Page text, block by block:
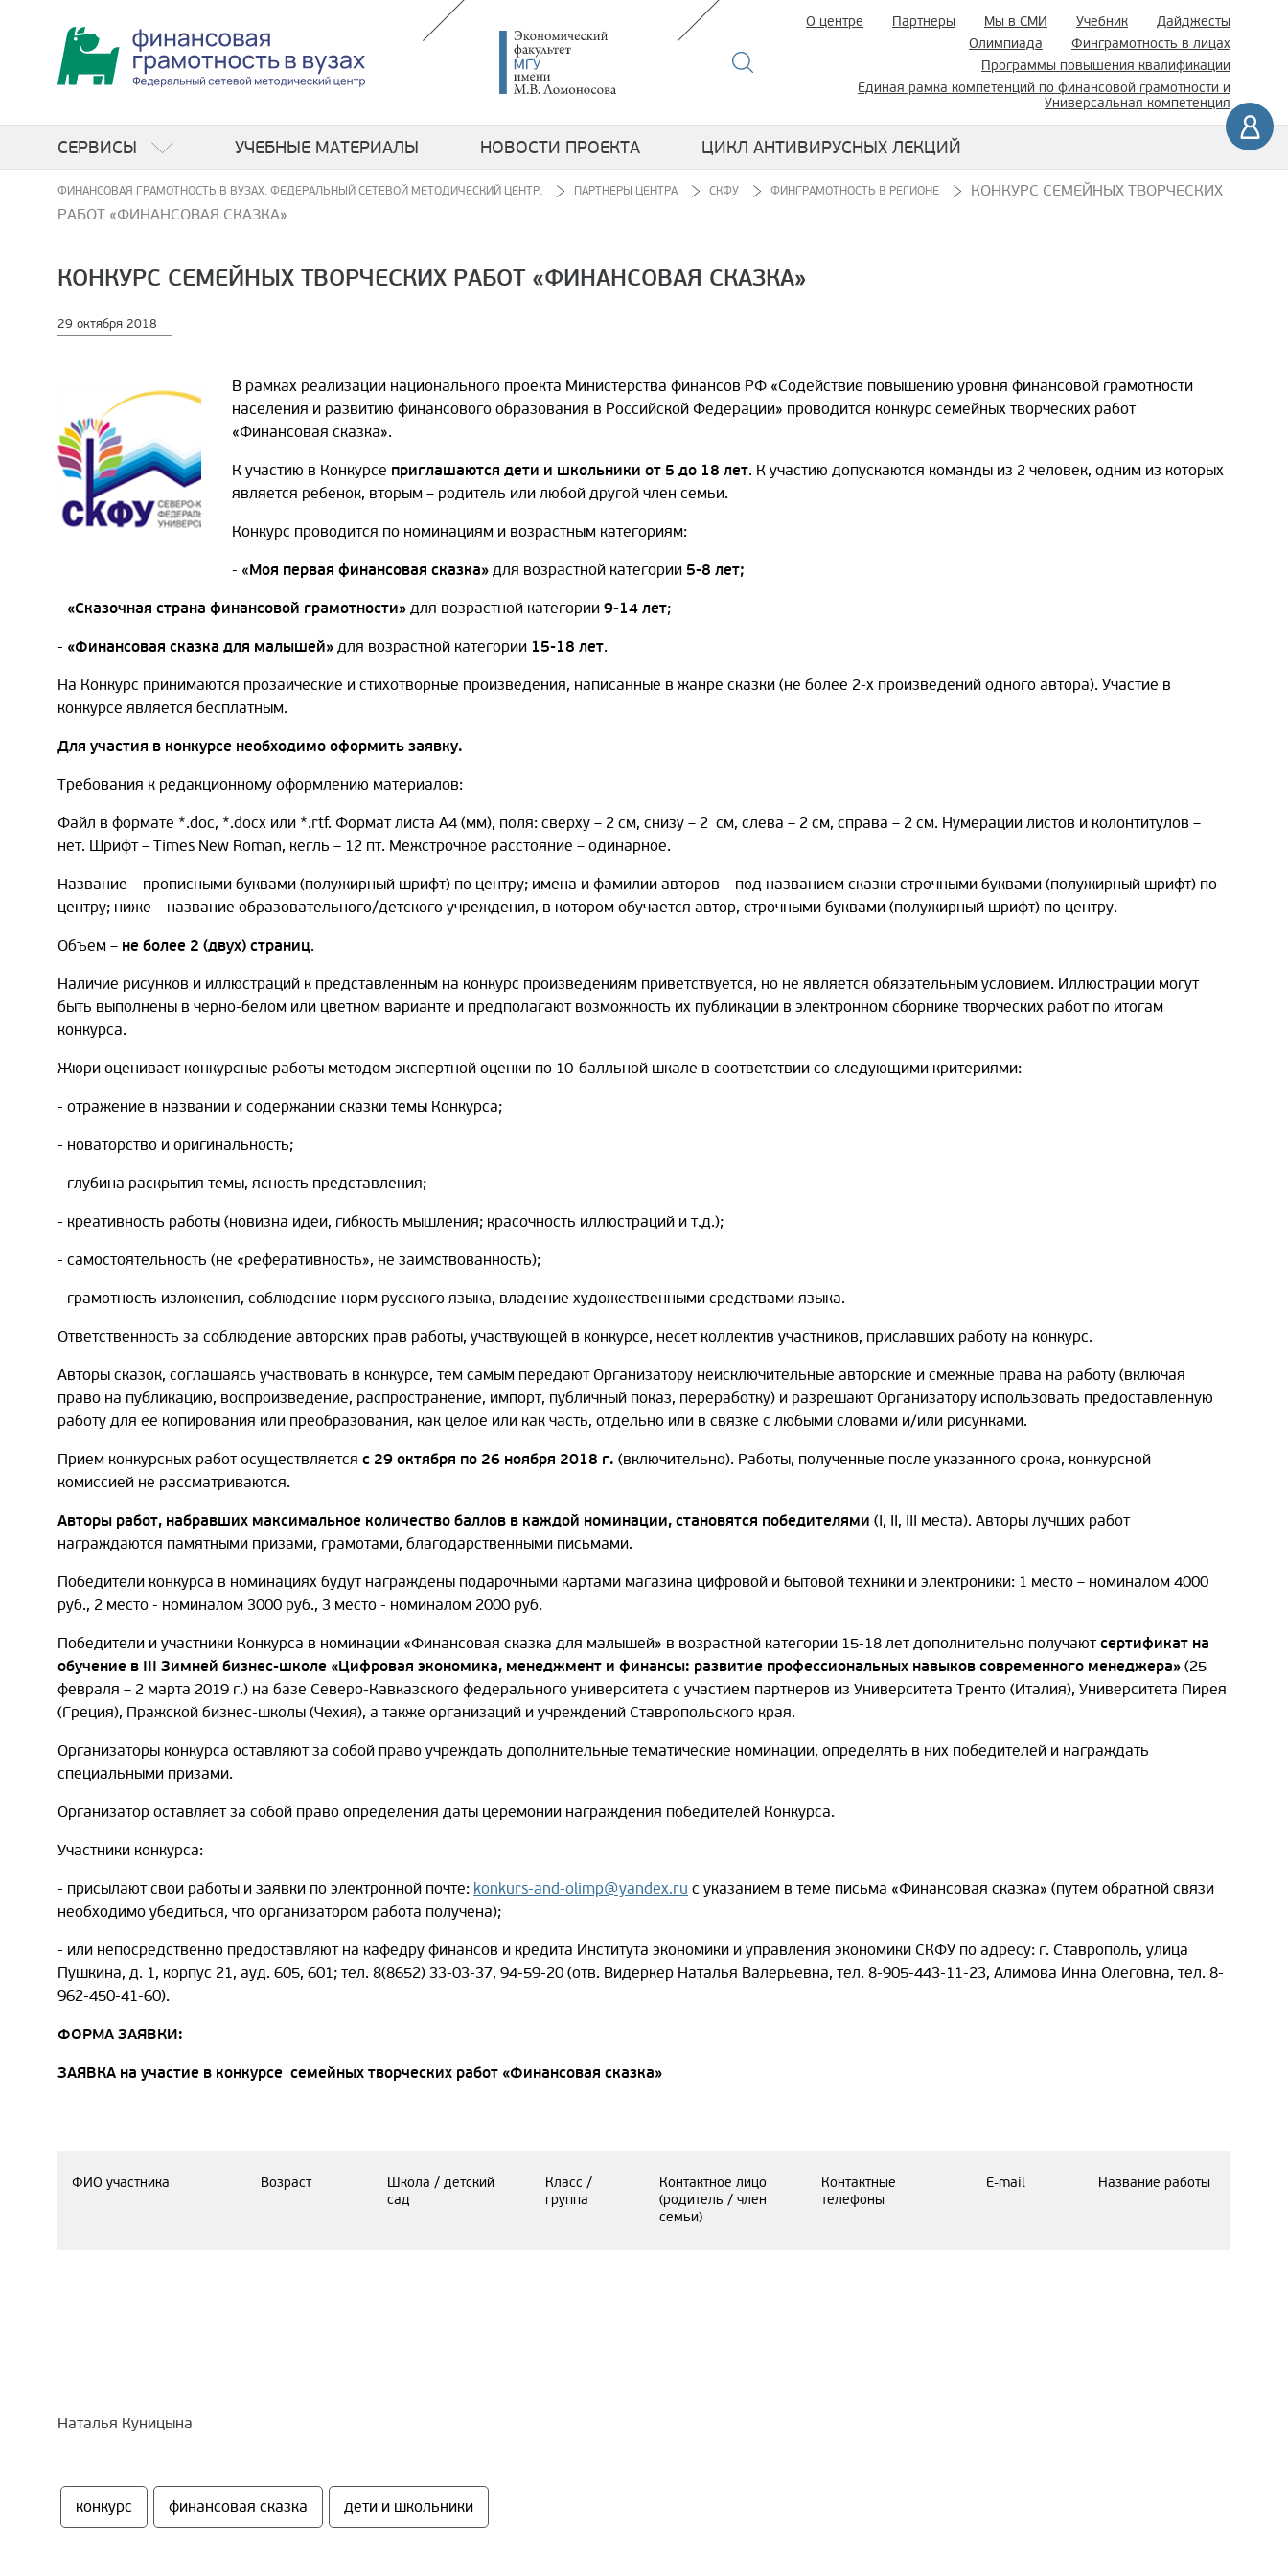
О центре Партнеры Мы в СМИ Учебник
Дайджесты
Олимпиада
Финграмотность в лицах
Программы повышения квалификации
Единая рамка компетенций по финансовой грамотности и
Универсальная компетенция
СЕРВИСЫ УЧЕБНЫЕ МАТЕРИАЛЫ НОВОСТИ ПРОЕКТА ЦИКЛ АНТИВИРУСНЫХ ЛЕКЦИЙ
ФИНАНСОВАЯ ГРАМОТНОСТЬ В ВУЗАХ. ФЕДЕРАЛЬНЫЙ СЕТЕВОЙ МЕТОДИЧЕСКИЙ ЦЕНТР. ПАРТНЕРЫ ЦЕНТРА СКФУ ФИНГРАМОТНОСТЬ В РЕГИОНЕ
КОНКУРС СЕМЕЙНЫХ ТВОРЧЕСКИХ
РАБОТ «ФИНАНСОВАЯ СКАЗКА»
КОНКУРС СЕМЕЙНЫХ ТВОРЧЕСКИХ РАБОТ «ФИНАНСОВАЯ СКАЗКА»
29 октября 2018
В рамках реализации национального проекта Министерства финансов РФ «Содействие повышению уровня финансовой грамотности
населения и развитию финансового образования в Российской Федерации» проводится конкурс семейных творческих работ
«Финансовая сказка».
К участию в Конкурсе приглашаются дети и школьники от 5 до 18 лет. К участию допускаются команды из 2 человек, одним из которых
является ребенок, вторым – родитель или любой другой член семьи.
Конкурс проводится по номинациям и возрастным категориям:
- «Моя первая финансовая сказка» для возрастной категории 5-8 лет;
- «Сказочная страна финансовой грамотности» для возрастной категории 9-14 лет;
- «Финансовая сказка для малышей» для возрастной категории 15-18 лет.
На Конкурс принимаются прозаические и стихотворные произведения, написанные в жанре сказки (не более 2-х произведений одного автора). Участие в
конкурсе является бесплатным.
Для участия в конкурсе необходимо оформить заявку.
Требования к редакционному оформлению материалов:
Файл в формате *.doc, *.docх или *.rtf. Формат листа А4 (мм), поля: сверху – 2 см, снизу – 2 см, слева – 2 см, справа – 2 см. Нумерации листов и колонтитулов –
нет. Шрифт – Times New Roman, кегль – 12 пт. Межстрочное расстояние – одинарное.
Название – прописными буквами (полужирный шрифт) по центру; имена и фамилии авторов – под названием сказки строчными буквами (полужирный шрифт) по
центру; ниже – название образовательного/детского учреждения, в котором обучается автор, строчными буквами (полужирный шрифт) по центру.
Объем – не более 2 (двух) страниц.
Наличие рисунков и иллюстраций к представленным на конкурс произведениям приветствуется, но не является обязательным условием. Иллюстрации могут
быть выполнены в черно-белом или цветном варианте и предполагают возможность их публикации в электронном сборнике творческих работ по итогам
конкурса.
Жюри оценивает конкурсные работы методом экспертной оценки по 10-балльной шкале в соответствии со следующими критериями:
- отражение в названии и содержании сказки темы Конкурса;
- новаторство и оригинальность;
- глубина раскрытия темы, ясность представления;
- креативность работы (новизна идеи, гибкость мышления; красочность иллюстраций и т.д.);
- самостоятельность (не «реферативность», не заимствованность);
- грамотность изложения, соблюдение норм русского языка, владение художественными средствами языка.
Ответственность за соблюдение авторских прав работы, участвующей в конкурсе, несет коллектив участников, приславших работу на конкурс.
Авторы сказок, соглашаясь участвовать в конкурсе, тем самым передают Организатору неисключительные авторские и смежные права на работу (включая
право на публикацию, воспроизведение, распространение, импорт, публичный показ, переработку) и разрешают Организатору использовать предоставленную
работу для ее копирования или преобразования, как целое или как часть, отдельно или в связке с любыми словами и/или рисунками.
Прием конкурсных работ осуществляется с 29 октября по 26 ноября 2018 г. (включительно). Работы, полученные после указанного срока, конкурсной
комиссией не рассматриваются.
Авторы работ, набравших максимальное количество баллов в каждой номинации, становятся победителями (I, II, III места). Авторы лучших работ
награждаются памятными призами, грамотами, благодарственными письмами.
Победители конкурса в номинациях будут награждены подарочными картами магазина цифровой и бытовой техники и электроники: 1 место – номиналом 4000
руб., 2 место - номиналом 3000 руб., 3 место - номиналом 2000 руб.
Победители и участники Конкурса в номинации «Финансовая сказка для малышей» в возрастной категории 15-18 лет дополнительно получаютсертификат на
обучение в III Зимней бизнес-школе «Цифровая экономика, менеджмент и финансы: развитие профессиональных навыков современного менеджера» (25
февраля – 2 марта 2019 г.) на базе Северо-Кавказского федерального университета с участием партнеров из Университета Тренто (Италия), Университета Пирея
(Греция), Пражской бизнес-школы (Чехия), а также организаций и учреждений Ставропольского края.
Организаторы конкурса оставляют за собой право учреждать дополнительные тематические номинации, определять в них победителей и награждать
специальными призами.
Организатор оставляет за собой право определения даты церемонии награждения победителей Конкурса.
Участники конкурса:
- присылают свои работы и заявки по электронной почте: konkurs-and-olimp@yandex.ru с указанием в теме письма «Финансовая сказка» (путем обратной связи
необходимо убедиться, что организатором работа получена);
- или непосредственно предоставляют на кафедру финансов и кредита Института экономики и управления экономики СКФУ по адресу: г. Ставрополь, улица
Пушкина, д. 1, корпус 21, ауд. 605, 601; тел. 8(8652) 33-03-37, 94-59-20 (отв. Видеркер Наталья Валерьевна, тел. 8-905-443-11-23, Алимова Инна Олеговна, тел. 8-
962-450-41-60).
ФОРМА ЗАЯВКИ:
ЗАЯВКА на участие в конкурсе семейных творческих работ «Финансовая сказка»
ФИО участника Возраст
Школа / детский
сад
Класс /
группа
Контактное лицо
(родитель / член
семьи)
Контактные
телефоны
E-mail Название работы
Наталья Куницына
конкурс финансовая сказка дети и школьники